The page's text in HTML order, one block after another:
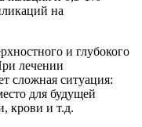
на
и глубокого
лечении
сложная ситуация:
для будущей
крови и т.д.